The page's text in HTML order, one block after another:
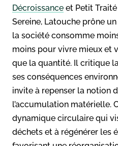
Décroissance et Petit
Sereine, Latouche prône
la société consomme
moins pour vivre mieux et
que la quantité. Il critique
ses conséquences
invite à repenser la notion
l’accumulation matérielle.
dynamique circulaire qui
déchets et à régénérer les